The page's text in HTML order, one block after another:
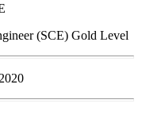
(SCE) Gold Level